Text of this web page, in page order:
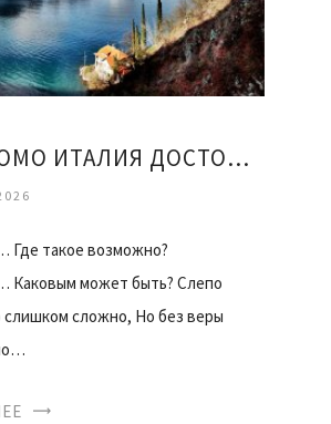
ОЗЕРО КОМО ИТАЛИЯ ДОСТОПРИМЕЧАТЕЛЬНОСТИ
Где такое возможно?
Каковым может быть? Слепо
слишком сложно, Но без веры